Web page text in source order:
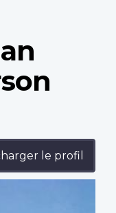
le profil